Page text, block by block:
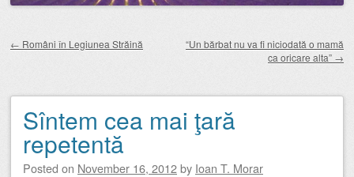
← Români în Legiunea Străină
“Un bărbat nu va fi niciodată o mamă
ca oricare alta” →
Sîntem cea mai ţară
repetentă
Posted on November 16, 2012by Ioan T. Morar